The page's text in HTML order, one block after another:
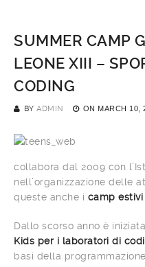
SUMMER CAMP
LEONE XIII –
CODING
BY ADMIN ON MARCH 10,
collabora dal 2009 con
nell’organizzazione delle
queste anche i camp estivi
Dallo scorso anno è
Kids per i laboratori di
basi della